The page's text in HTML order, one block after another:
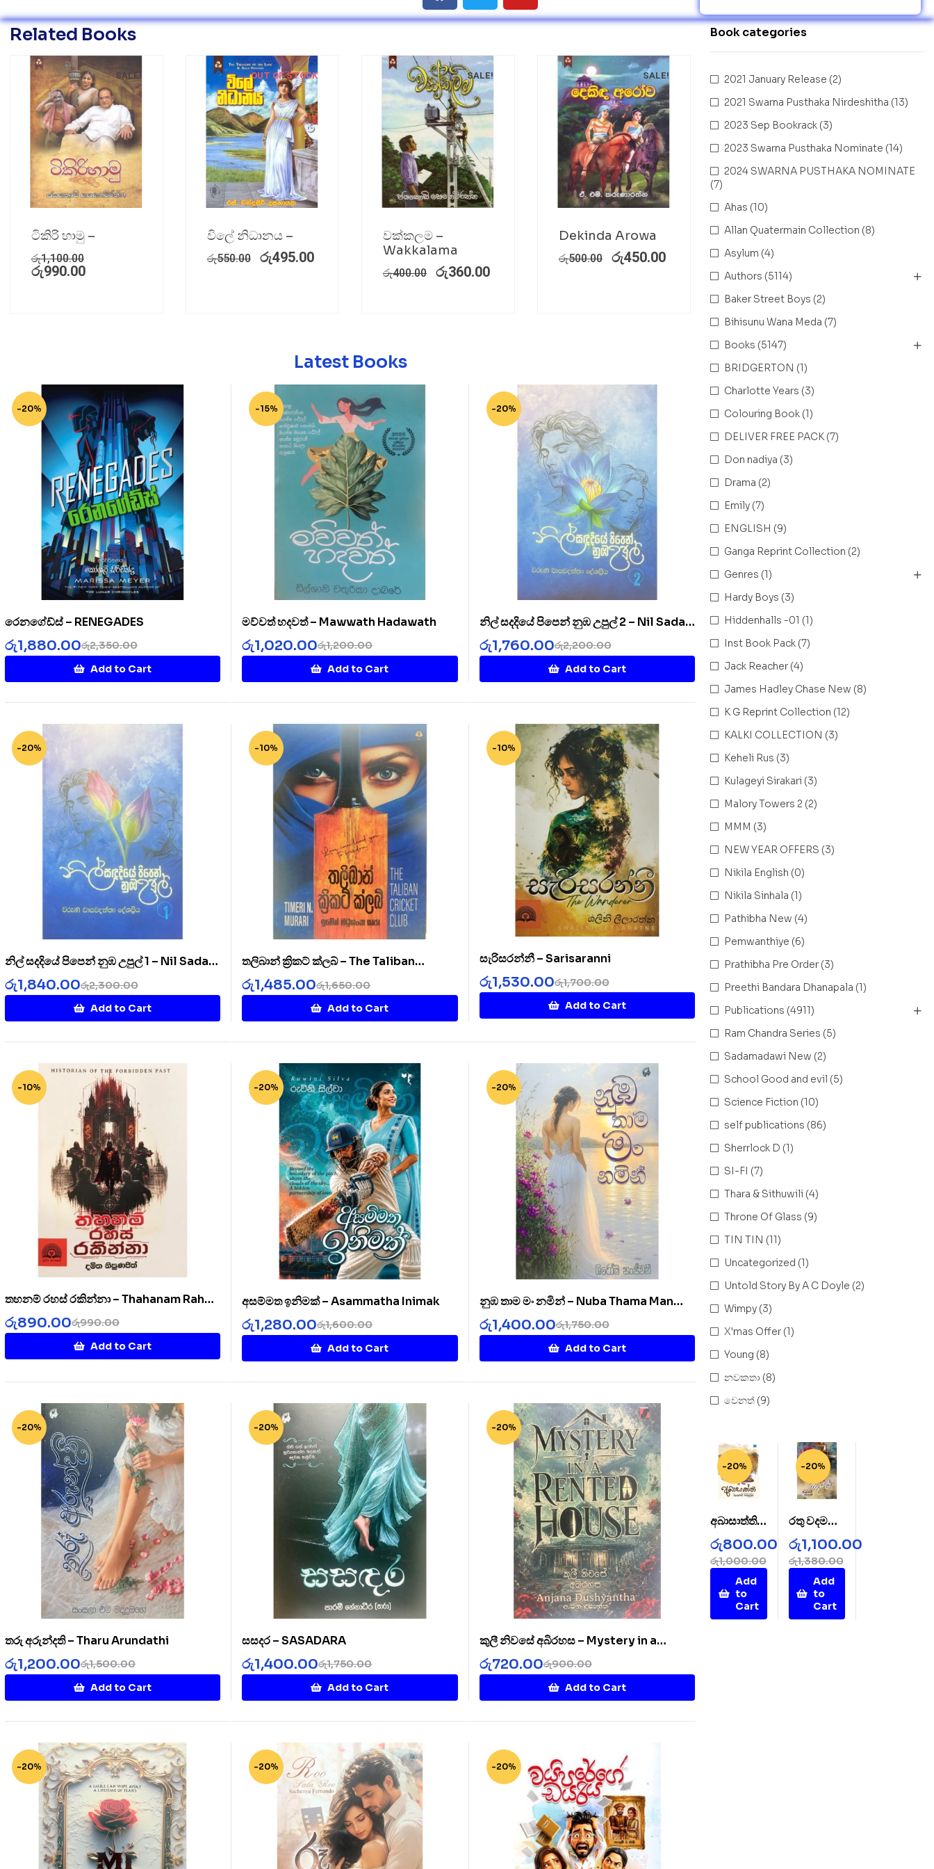
Related Books
SALE!
ටිකිරි හාමු –
රු1,100.00
රු990.00
OUT OF STOCK
විලේ නිධානය –
රු550.00 රු495.00
SALE!
වක්කලම –
Wakkalama
රු400.00 රු360.00
SALE!
Dekinda Arowa
රු500.00 රු450.00
Latest Books
-20%
රෙනගේඩ්ස් – RENEGADES
රු2,350.00
රු1,880.00
Add to Cart
-15%
මව්වත් හදවත් – Mawwath Hadawath
රු1,200.00
රු1,020.00
Add to Cart
-20%
නිල් සදදියේ පිපෙන් නුඹ උපුල් 2 – Nil Sada
Diye 2
රු2,200.00
රු1,760.00
Add to Cart
-20%
නිල් සදදියේ පිපෙන් නුඹ උපුල් 1 – Nil Sada
Diye 1
රු2,300.00
රු1,840.00
Add to Cart
-10%
තලිබාන් ක්‍රිකට් ක්ලබ් – The Taliban
Cricket Clubරු1,650.00
රු1,485.00
Add to Cart
-10%
සැරිසරන්නී – Sarisaranni
රු1,700.00
රු1,530.00
Add to Cart
-10%
තහනම් රහස් රකින්නා – Thahanam Rahas
Rakinnaa
රු990.00
රු890.00
Add to Cart
-20%
අසම්මත ඉනිමක් – Asammatha Inimak
රු1,600.00
රු1,280.00
Add to Cart
-20%
නුඹ තාම මං නමින් – Nuba Thama Man
Namin
රු1,750.00
රු1,400.00
Add to Cart
-20%
තරු අරුන්දති – Tharu Arundathi
රු1,500.00
රු1,200.00
Add to Cart
-20%
සසදර – SASADARA
රු1,750.00
රු1,400.00
Add to Cart
-20%
කුලී නිවසේ අබිරහස – Mystery in a
Rented House
රු900.00
රු720.00
Add to Cart
-20% -20% -20%
Book categories
2021 January Release (2)
2021 Swarna Pusthaka Nirdeshitha (13)
2023 Sep Bookrack (3)
2023 Swarna Pusthaka Nominate (14)
2024 SWARNA PUSTHAKA NOMINATE
(7)
Ahas (10)
Allan Quatermain Collection (8)
Asylum (4)
Authors (5114)
Baker Street Boys (2)
Bihisunu Wana Meda (7)
Books (5147)
BRIDGERTON (1)
Charlotte Years (3)
Colouring Book (1)
DELIVER FREE PACK (7)
Don nadiya (3)
Drama (2)
Emily (7)
ENGLISH (9)
Ganga Reprint Collection (2)
Genres (1)
Hardy Boys (3)
Hiddenhalls -01 (1)
Inst Book Pack (7)
Jack Reacher (4)
James Hadley Chase New (8)
K G Reprint Collection (12)
KALKI COLLECTION (3)
Keheli Rus (3)
Kulageyi Sirakari (3)
Malory Towers 2 (2)
MMM (3)
NEW YEAR OFFERS (3)
Nikila English (0)
Nikila Sinhala (1)
Pathibha New (4)
Pemwanthiye (6)
Prathibha Pre Order (3)
Preethi Bandara Dhanapala (1)
Publications (4911)
Ram Chandra Series (5)
Sadamadawi New (2)
School Good and evil (5)
Science Fiction (10)
self publications (86)
Sherrlock D (1)
SI-FI (7)
Thara & Sithuwili (4)
Throne Of Glass (9)
TIN TIN (11)
Uncategorized (1)
Untold Story By A C Doyle (2)
Wimpy (3)
X'mas Offer (1)
Young (8)
නවකතා (8)
වෙනත් (9)
-20%
අබාසාත්ති –
AbaSatht
hi
රු1,000.00
රු800.00
Add
to
Cart
-20%
රතු වදමල් –
Rathu
Wada
Mal
රු1,380.00
රු1,100.00
Add
to
Cart